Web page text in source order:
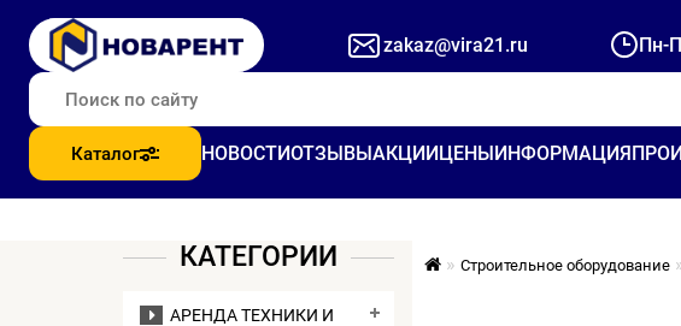
zakaz@vira21.ru Пн-
Каталог НОВОСТИОТЗЫВЫАКЦИИЦЕНЫИНФОРМАЦИЯ
КАТЕГОРИИ
АРЕНДА ТЕХНИКИ И
Строительное оборудование